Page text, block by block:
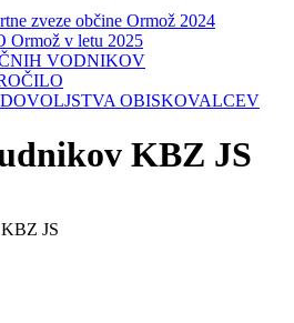
zveze občine Ormož 2024
Ormož v letu 2025
VODNIKOV
OBISKOVALCEV
KBZ JS
JS